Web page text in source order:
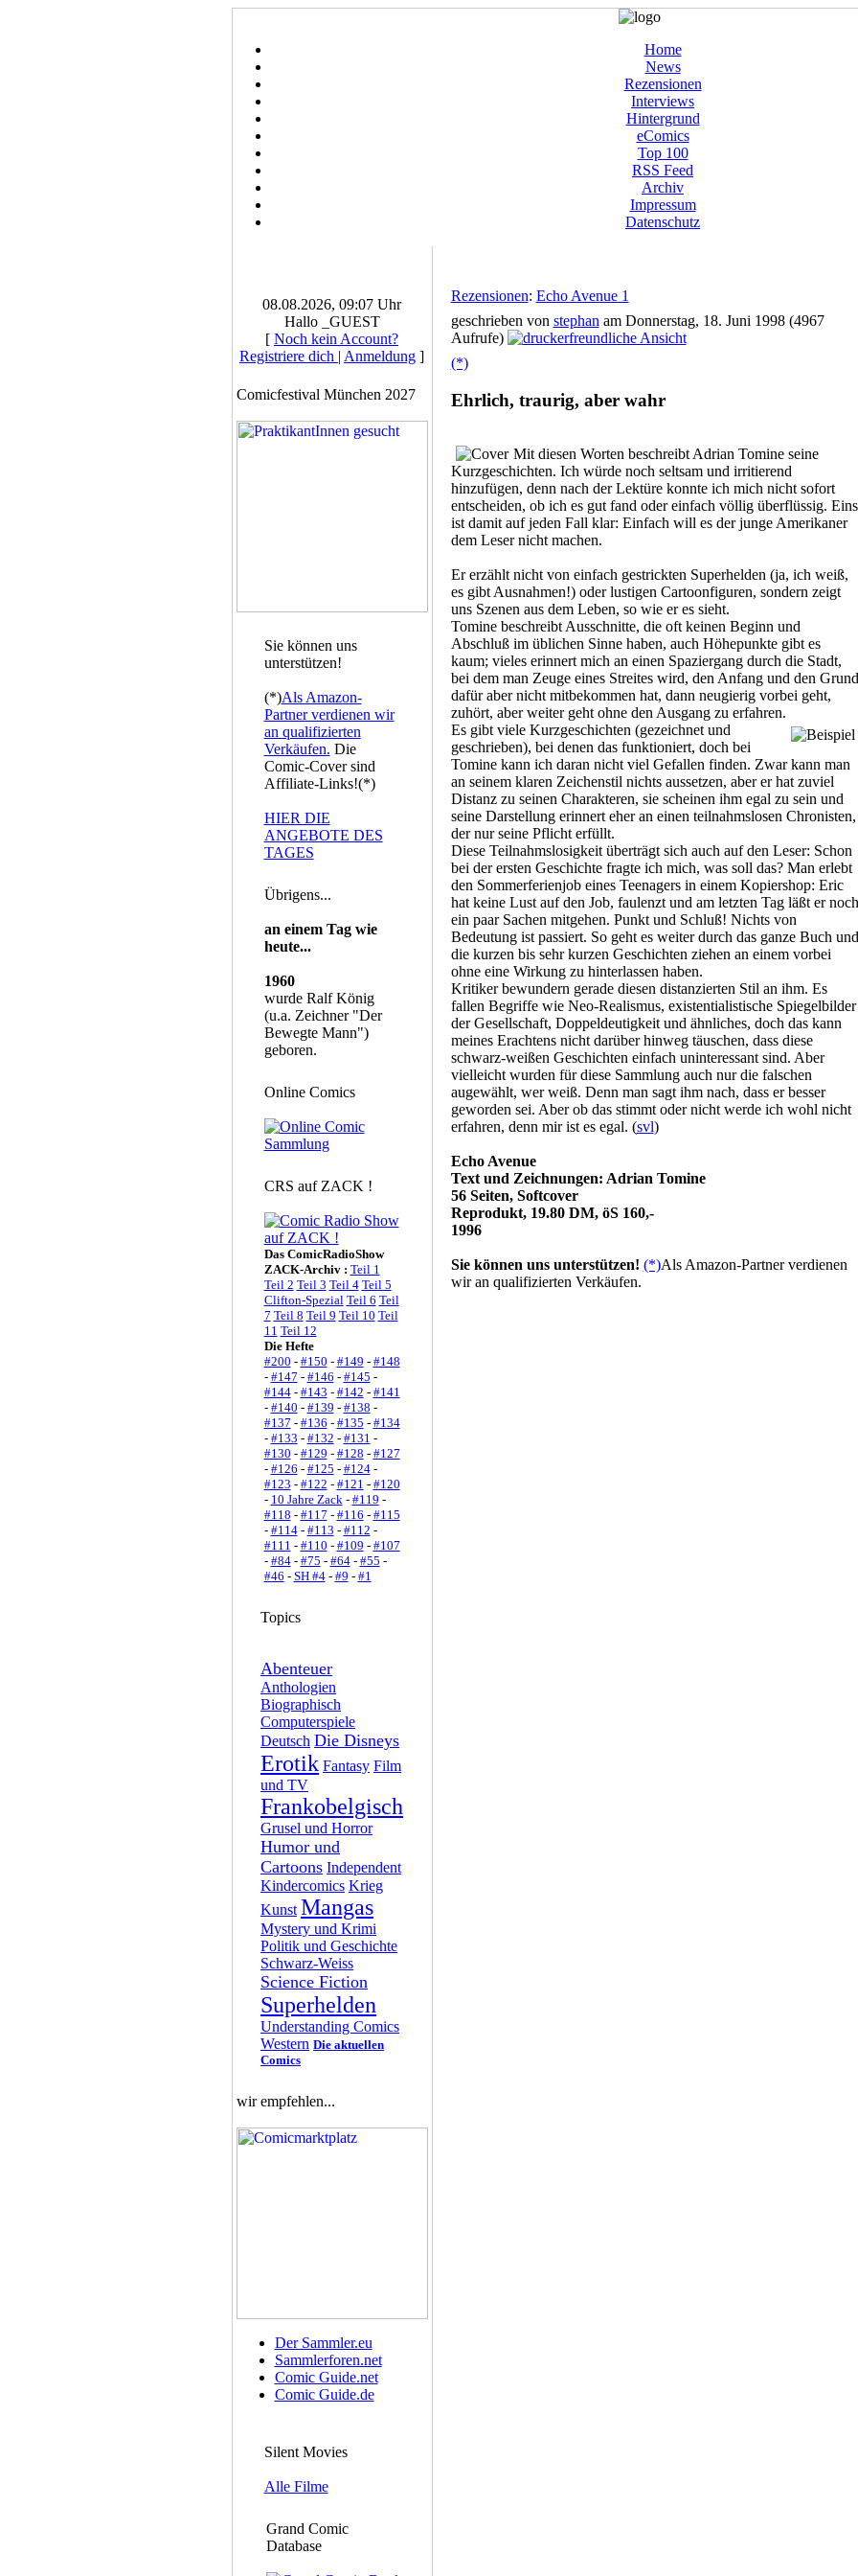
Home
News
Rezensionen
Interviews
Hintergrund
eComics
Top 100
RSS Feed
Archiv
Impressum
Datenschutz
08.08.2026, 09:07 Uhr
Hallo _GUEST
[ Noch kein Account?
Registriere dich | Anmeldung ]
Comicfestival München 2027
Sie können uns
unterstützen!
(*)Als Amazon-
Partner verdienen wir
an qualifizierten
Verkäufen. Die
Comic-Cover sind
Affiliate-Links!(*)
HIER DIE
ANGEBOTE DES
TAGES
Übrigens...
an einem Tag wie
heute...
1960
wurde Ralf König
(u.a. Zeichner "Der
Bewegte Mann")
geboren.
Online Comics
CRS auf ZACK !
Das ComicRadioShow
ZACK-Archiv : Teil 1
Teil 2 Teil 3 Teil 4 Teil 5
Clifton-Spezial Teil 6 Teil
7 Teil 8 Teil 9 Teil 10 Teil
11 Teil 12
Die Hefte
#200 - #150 - #149 - #148
- #147 - #146 - #145 -
#144- #143 - #142 - #141
- #140 - #139 - #138 -
#137 - #136 - #135 - #134
- #133 - #132 - #131 -
#130 - #129 - #128 - #127
- #126 - #125 - #124-
#123 - #122 - #121 - #120
- 10 Jahre Zack- #119 -
#118 - #117 - #116 - #115
- #114- #113 - #112 -
#111 - #110 - #109 - #107
- #84- #75 - #64- #55 -
#46 - SH #4- #9 - #1
Topics
Abenteuer
Anthologien
Biographisch
Computerspiele
Deutsch Die Disneys
Erotik Fantasy Film
und TV
Frankobelgisch
Grusel und Horror
Humor und
Cartoons Independent
Kindercomics Krieg
Kunst Mangas
Mystery und Krimi
Politik und Geschichte
Schwarz-Weiss
Science Fiction
Superhelden
Understanding Comics
Western Die aktuellen
Comics
wir empfehlen...
Der Sammler.eu
Sammlerforen.net
Comic Guide.net
Comic Guide.de
Silent Movies
Alle Filme
Grand Comic
Database
Rezensionen: Echo Avenue 1
geschrieben von stephan am Donnerstag, 18. Juni 1998 (4967
Aufrufe)
(*)
Ehrlich, traurig, aber wahr
Mit diesen Worten beschreibt Adrian Tomine seine
Kurzgeschichten. Ich würde noch seltsam und irritierend
hinzufügen, denn nach der Lektüre konnte ich mich nicht sofort
entscheiden, ob ich es gut fand oder einfach völlig überflüssig. Eins
ist damit auf jeden Fall klar: Einfach will es der junge Amerikaner
dem Leser nicht machen.
Er erzählt nicht von einfach gestrickten Superhelden (ja, ich weiß,
es gibt Ausnahmen!) oder lustigen Cartoonfiguren, sondern zeigt
uns Szenen aus dem Leben, so wie er es sieht.
Tomine beschreibt Ausschnitte, die oft keinen Beginn und
Abschluß im üblichen Sinne haben, auch Höhepunkte gibt es
kaum; vieles erinnert mich an einen Spaziergang durch die Stadt,
bei dem man Zeuge eines Streites wird, den Anfang und den Grund
dafür aber nicht mitbekommen hat, dann neugierig vorbei geht,
zuhört, aber weiter geht ohne den Ausgang zu erfahren.
Es gibt viele Kurzgeschichten (gezeichnet und
geschrieben), bei denen das funktioniert, doch bei
Tomine kann ich daran nicht viel Gefallen finden. Zwar kann man
an seinem klaren Zeichenstil nichts aussetzen, aber er hat zuviel
Distanz zu seinen Charakteren, sie scheinen ihm egal zu sein und
seine Darstellung erinnert eher an einen teilnahmslosen Chronisten,
der nur seine Pflicht erfüllt.
Diese Teilnahmslosigkeit überträgt sich auch auf den Leser: Schon
bei der ersten Geschichte fragte ich mich, was soll das? Man erlebt
den Sommerferienjob eines Teenagers in einem Kopiershop: Eric
hat keine Lust auf den Job, faulenzt und am letzten Tag läßt er noch
ein paar Sachen mitgehen. Punkt und Schluß! Nichts von
Bedeutung ist passiert. So geht es weiter durch das ganze Buch und
die kurzen bis sehr kurzen Geschichten ziehen an einem vorbei
ohne eine Wirkung zu hinterlassen haben.
Kritiker bewundern gerade diesen distanzierten Stil an ihm. Es
fallen Begriffe wie Neo-Realismus, existentialistische Spiegelbilder
der Gesellschaft, Doppeldeutigkeit und ähnliches, doch das kann
meines Erachtens nicht darüber hinweg täuschen, dass diese
schwarz-weißen Geschichten einfach uninteressant sind. Aber
vielleicht wurden für diese Sammlung auch nur die falschen
augewählt, wer weiß. Denn man sagt ihm nach, dass er besser
geworden sei. Aber ob das stimmt oder nicht werde ich wohl nicht
erfahren, denn mir ist es egal. (svl)
Echo Avenue
Text und Zeichnungen: Adrian Tomine
56 Seiten, Softcover
Reprodukt, 19.80 DM, öS 160,-
1996
Sie können uns unterstützen! (*)Als Amazon-Partner verdienen
wir an qualifizierten Verkäufen.